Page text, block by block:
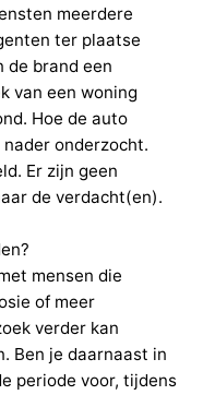
meerdere
ter plaatse
de brand een
van een woning
Hoe de auto
onderzocht.
Er zijn geen
de verdacht(en).
mensen die
of meer
verder kan
Ben je daarnaast in
periode voor, tijdens